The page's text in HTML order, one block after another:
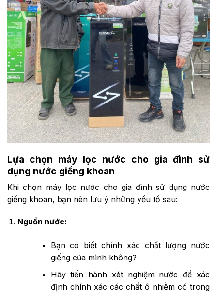
Lựa chọn máy lọc nước cho gia đình sử
dụng nước giếng khoan
Khi chọn máy lọc nước cho gia đình sử dụng nước
giếng khoan, bạn nên lưu ý những yếu tố sau:
Nguồn nước:
Bạn có biết chính xác chất lượng nước
giếng của mình không?
Hãy tiến hành xét nghiệm nước để xác
định chính xác các chất ô nhiễm có trong